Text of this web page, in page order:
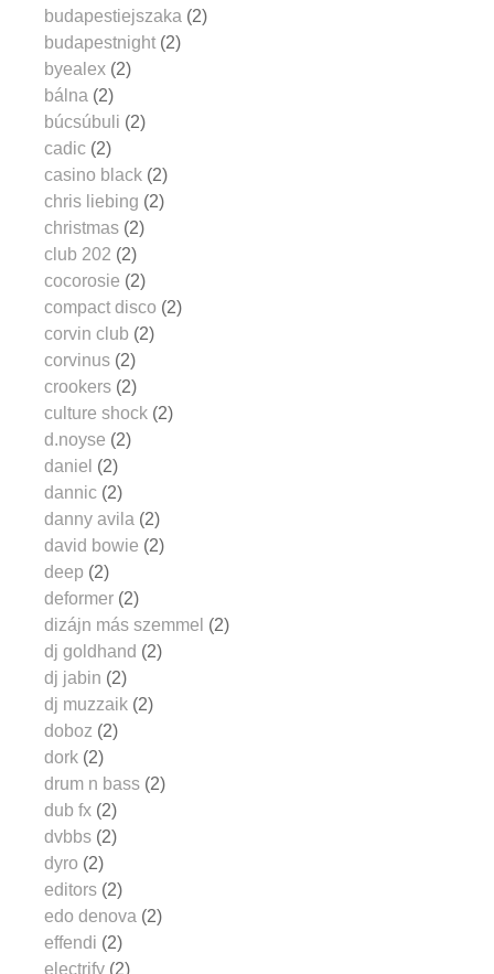
budapestiejszaka (2)
budapestnight (2)
byealex (2)
bálna (2)
búcsúbuli (2)
cadic (2)
casino black (2)
chris liebing (2)
christmas (2)
club 202 (2)
cocorosie (2)
compact disco (2)
corvin club (2)
corvinus (2)
crookers (2)
culture shock (2)
d.noyse (2)
daniel (2)
dannic (2)
danny avila (2)
david bowie (2)
deep (2)
deformer (2)
dizájn más szemmel (2)
dj goldhand (2)
dj jabin (2)
dj muzzaik (2)
doboz (2)
dork (2)
drum n bass (2)
dub fx (2)
dvbbs (2)
dyro (2)
editors (2)
edo denova (2)
effendi (2)
electrify (2)